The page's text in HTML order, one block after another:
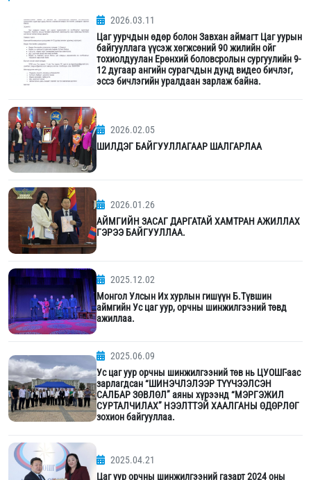
2026.03.11
Цаг уурчдын өдөр болон Завхан аймагт Цаг уурын
байгууллага үүсэж хөгжсөний 90 жилийн ойг
тохиолдуулан Ерөнхий боловсролын сургуулийн 9-
12 дугаар ангийн сурагчдын дунд видео бичлэг,
эссэ бичлэгийн уралдаан зарлаж байна.
2026.02.05
ШИЛДЭГ БАЙГУУЛЛАГААР ШАЛГАРЛАА
2026.01.26
АЙМГИЙН ЗАСАГ ДАРГАТАЙ ХАМТРАН АЖИЛЛАХ
ГЭРЭЭ БАЙГУУЛЛАА.
2025.12.02
Монгол Улсын Их хурлын гишүүн Б.Түвшин
аймгийн Ус цаг уур, орчны шинжилгээний төвд
ажиллаа.
2025.06.09
Ус цаг уур орчны шинжилгээний төв нь ЦУОШГ-аас
зарлагдсан “ШИНЭЧЛЭЛЭЭР ТҮҮЧЭЭЛСЭН
САЛБАР ЗӨВЛӨЛ” аяны хүрээнд “МЭРГЭЖИЛ
СУРТАЛЧИЛАХ” НЭЭЛТТЭЙ ХААЛГАНЫ ӨДӨРЛӨГ
зохион байгууллаа.
2025.04.21
Цаг уур орчны шинжилгээний газарт 2024 оны